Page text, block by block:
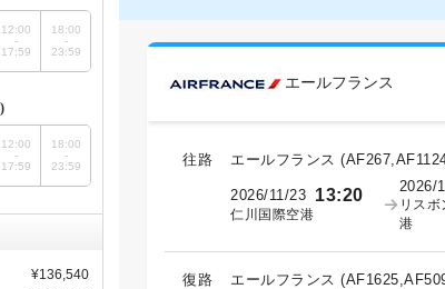
12:00
-
17:59
18:00
-
23:59
12:00
-
17:59
18:00
-
23:59
¥136,540
エールフランス
往路 エールフランス (
2026/11/23 13:20
仁川国際空港
2026/
リス
港
復路 エールフランス (